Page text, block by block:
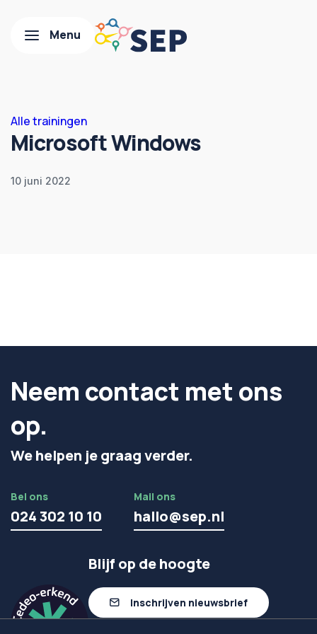
Alle trainingen
Microsoft Windows
10 juni 2022
Neem contact met ons
op.
We helpen je graag verder.
Bel ons
024 302 10 10
Mail ons
hallo@sep.nl
Blijf op de hoogte
Inschrijven nieuwsbrief